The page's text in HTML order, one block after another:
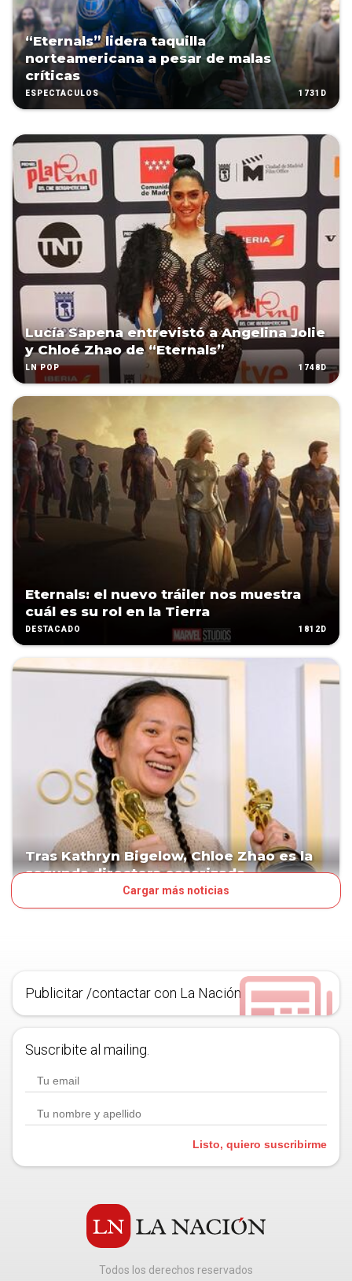
“Eternals” lidera taquilla
norteamericana a pesar de malas
críticas
ESPECTÁCULOS 1731D
Lucía Sapena entrevistó a Angelina Jolie
y Chloé Zhao de “Eternals”
LN POP 1748D
Eternals: el nuevo tráiler nos muestra
cuál es su rol en la Tierra
DESTACADO 1812D
Tras Kathryn Bigelow, Chloe Zhao es la
segunda directora oscarizada
Cargar más noticias
Publicitar /contactar con La Nación
Suscribite al mailing.
Listo, quiero suscribirme
Todos los derechos reservados